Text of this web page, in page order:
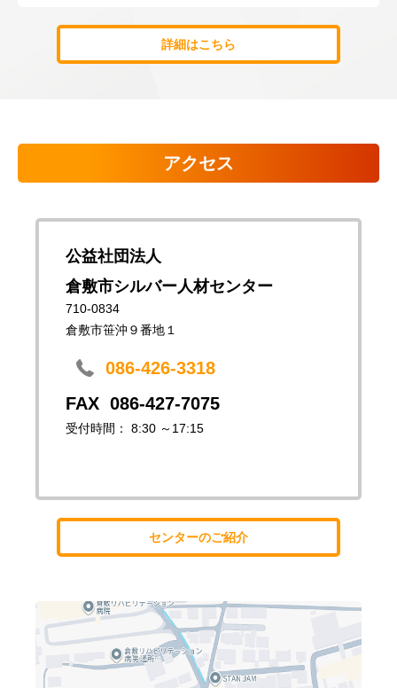
詳細はこちら
アクセス
公益社団法人
倉敷市シルバー人材センター
710-0834
倉敷市笹沖９番地１
086-426-3318
086-427-7075
受付時間： 8:30 ～17:15
センターのご紹介